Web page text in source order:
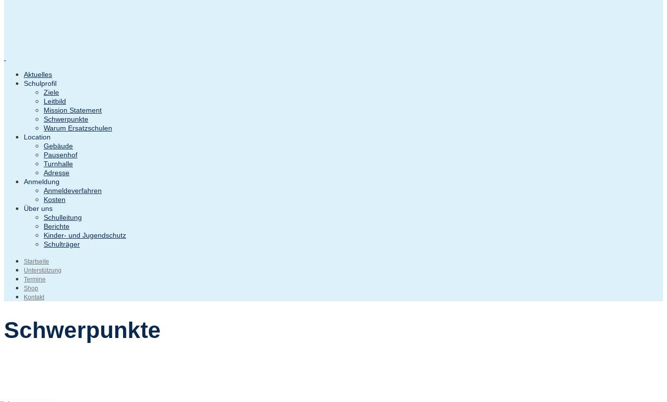
Aktuelles
Schulprofil
Ziele
Leitbild
Mission Statement
Schwerpunkte
Warum Ersatzschulen
Location
Gebäude
Pausenhof
Turnhalle
Adresse
Anmeldung
Anmeldeverfahren
Kosten
Über uns
Schulleitung
Berichte
Kinder- und Jugendschutz
Schulträger
Startseite
Unterstützung
Termine
Shop
Kontakt
Schwerpunkte